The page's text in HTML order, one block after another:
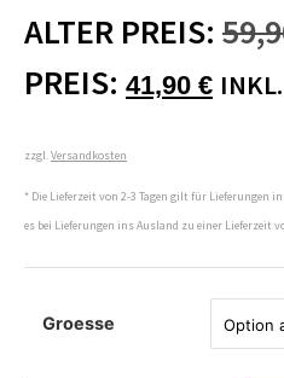
ALTER PREIS:
PREIS: 41,90 €
zzgl. Versandkosten
* Die Lieferzeit von 2-3 Tagen gilt für Lieferungen
es bei Lieferungen ins Ausland zu einer Lieferzeit
Groesse